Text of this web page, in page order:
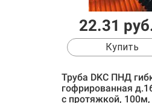
22.31
Купить
Труба DKC ПНД
гофрированная
с протяжкой, 100м,